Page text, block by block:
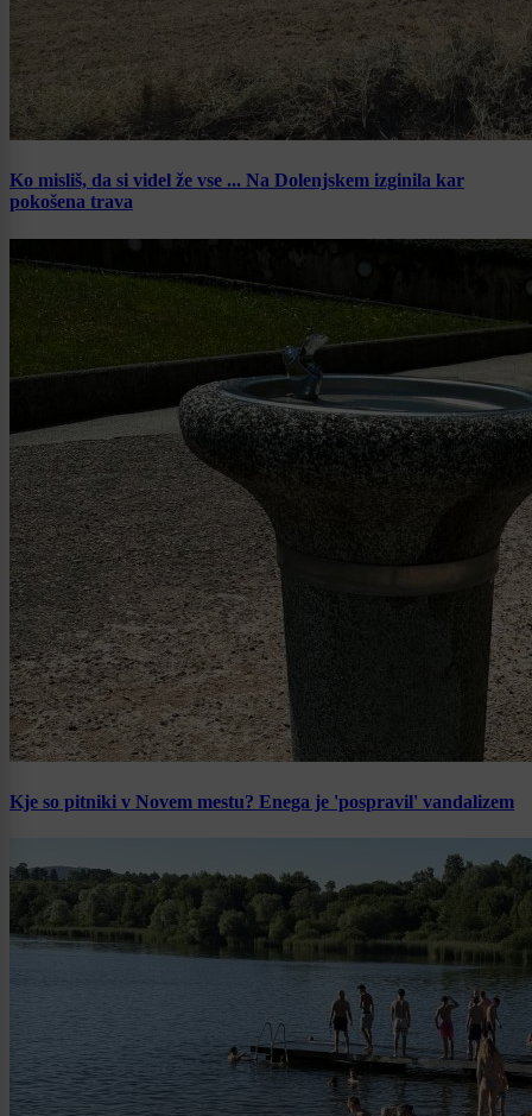
Ko misliš, da si videl že vse ... Na Dolenjskem izginila kar
pokošena trava
Kje so pitniki v Novem mestu? Enega je 'pospravil' vandalizem